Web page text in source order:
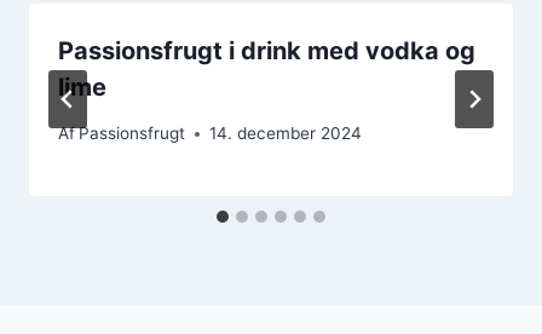
Passionsfrugt i drink med vodka og
lime
AfPassionsfrugt 14. december 2024